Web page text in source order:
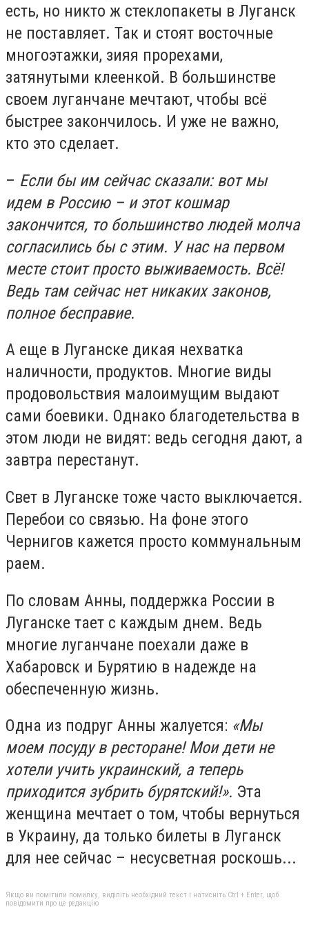
есть, но никто ж стеклопакеты в Луганск
не поставляет. Так и стоят восточные
многоэтажки, зияя прорехами,
затянутыми клеенкой. В большинстве
своем луганчане мечтают, чтобы всё
быстрее закончилось. И уже не важно,
кто это сделает.
– Если бы им сейчас сказали: вот мы
идем в Россию – и этот кошмар
закончится, то большинство людей молча
согласились бы с этим. У нас на первом
месте стоит просто выживаемость. Всё!
Ведь там сейчас нет никаких законов,
полное бесправие.
А еще в Луганске дикая нехватка
наличности, продуктов. Многие виды
продовольствия малоимущим выдают
сами боевики. Однако благодетельства в
этом люди не видят: ведь сегодня дают, а
завтра перестанут.
Свет в Луганске тоже часто выключается.
Перебои со связью. На фоне этого
Чернигов кажется просто коммунальным
раем.
По словам Анны, поддержка России в
Луганске тает с каждым днем. Ведь
многие луганчане поехали даже в
Хабаровск и Бурятию в надежде на
обеспеченную жизнь.
Одна из подруг Анны жалуется: «Мы
моем посуду в ресторане! Мои дети не
хотели учить украинский, а теперь
приходится зубрить бурятский!». Эта
женщина мечтает о том, чтобы вернуться
в Украину, да только билеты в Луганск
для нее сейчас – несусветная роскошь...
Якщо ви помітили помилку, виділіть необхідний текст і натисніть Ctrl + Enter, щоб
повідомити про це редакцію